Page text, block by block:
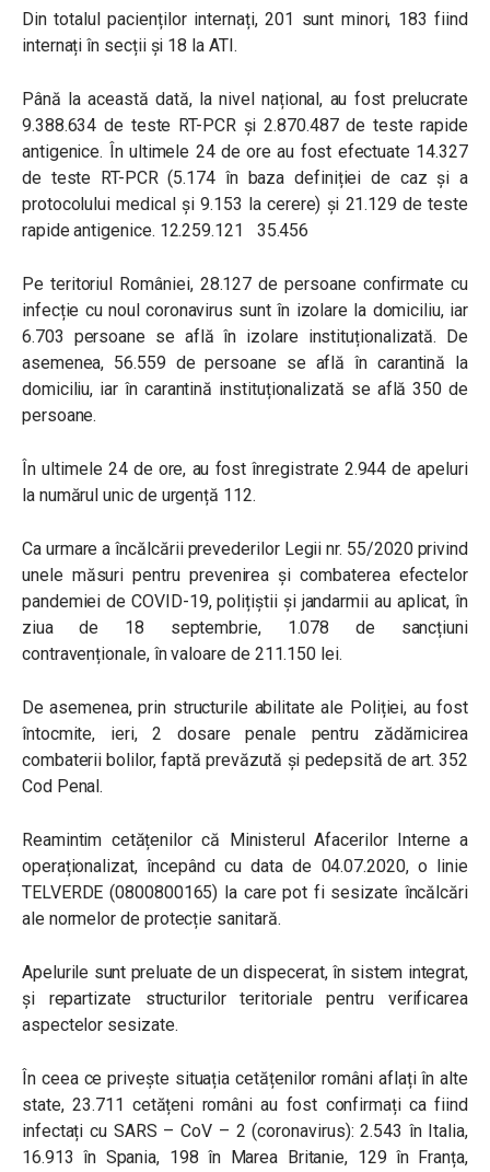
Din totalul pacienților internați, 201 sunt minori, 183 fiind
internați în secții și 18 la ATI.
Până la această dată, la nivel național, au fost prelucrate
9.388.634 de teste RT-PCR și 2.870.487 de teste rapide
antigenice. În ultimele 24 de ore au fost efectuate 14.327
de teste RT-PCR (5.174 în baza definiției de caz și a
protocolului medical și 9.153 la cerere) și 21.129 de teste
rapide antigenice. 12.259.121 35.456
Pe teritoriul României, 28.127 de persoane confirmate cu
infecție cu noul coronavirus sunt în izolare la domiciliu, iar
6.703 persoane se află în izolare instituționalizată. De
asemenea, 56.559 de persoane se află în carantină la
domiciliu, iar în carantină instituționalizată se află 350 de
persoane.
În ultimele 24 de ore, au fost înregistrate 2.944 de apeluri
la numărul unic de urgență 112.
Ca urmare a încălcării prevederilor Legii nr. 55/2020 privind
unele măsuri pentru prevenirea și combaterea efectelor
pandemiei de COVID-19, polițiștii și jandarmii au aplicat, în
ziua de 18 septembrie, 1.078 de sancțiuni
contravenționale, în valoare de 211.150 lei.
De asemenea, prin structurile abilitate ale Poliției, au fost
întocmite, ieri, 2 dosare penale pentru zădărnicirea
combaterii bolilor, faptă prevăzută și pedepsită de art. 352
Cod Penal.
Reamintim cetățenilor că Ministerul Afacerilor Interne a
operaționalizat, începând cu data de 04.07.2020, o linie
TELVERDE (0800800165) la care pot fi sesizate încălcări
ale normelor de protecție sanitară.
Apelurile sunt preluate de un dispecerat, în sistem integrat,
și repartizate structurilor teritoriale pentru verificarea
aspectelor sesizate.
În ceea ce privește situația cetățenilor români aflați în alte
state, 23.711 cetățeni români au fost confirmați ca fiind
infectați cu SARS – CoV – 2 (coronavirus): 2.543 în Italia,
16.913 în Spania, 198 în Marea Britanie, 129 în Franța,